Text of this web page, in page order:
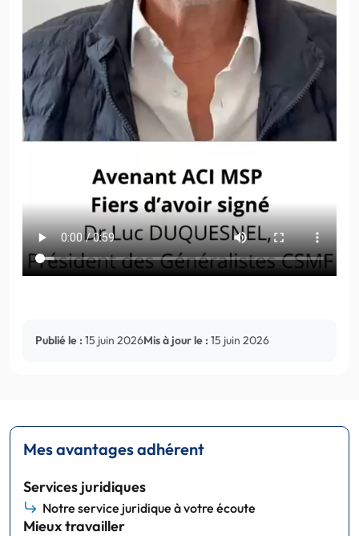
Publié le : 15 juin 2026Mis à jour le : 15 juin 2026
Mes avantages adhérent
Services juridiques
Notre service juridique à votre écoute
Mieux travailler